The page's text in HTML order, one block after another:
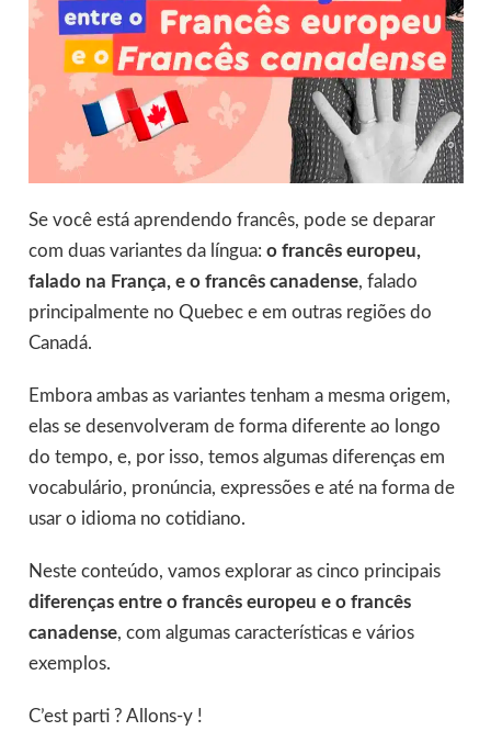
Se você está aprendendo francês, pode se deparar
com duas variantes da língua: o francês europeu,
falado na França, e o francês canadense, falado
principalmente no Quebec e em outras regiões do
Canadá.
Embora ambas as variantes tenham a mesma origem,
elas se desenvolveram de forma diferente ao longo
do tempo, e, por isso, temos algumas diferenças em
vocabulário, pronúncia, expressões e até na forma de
usar o idioma no cotidiano.
Neste conteúdo, vamos explorar as cinco principais
diferenças entre o francês europeu e o francês
canadense, com algumas características e vários
exemplos.
C’est parti ? Allons-y !